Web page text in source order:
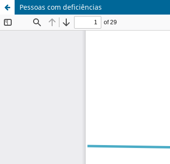
Pessoas com deficiências